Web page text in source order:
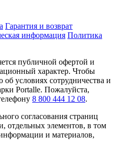
Гарантия и возврат
информация Политика
публичной офертой и
характер. Чтобы
условиях сотрудничества и
Portalle. Пожалуйста,
8 800 444 12 08.
согласования страниц
отдельных элементов, в том
и материалов,